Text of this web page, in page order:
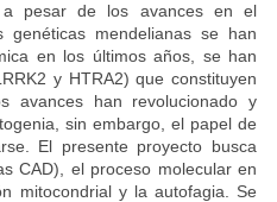
a pesar de los avances en el
genéticas mendelianas se han
en los últimos años, se han
y HTRA2) que constituyen
avances han revolucionado y
sin embargo, el papel de
El presente proyecto busca
CAD), el proceso molecular en
mitocondrial y la autofagia. Se